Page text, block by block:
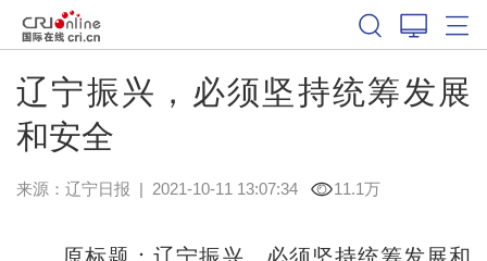
辽宁振兴，必须坚持统筹发展
和安全
来源： 辽宁日报 | 2021-10-11 13:07:34 11.1万
原标题：辽宁振兴，必须坚持统筹发展和